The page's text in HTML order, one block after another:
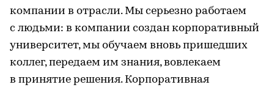
компании в отрасли. Мы серьезно работаем
с людьми: в компании создан корпоративный
университет, мы обучаем вновь пришедших
коллег, передаем им знания, вовлекаем
в принятие решения. Корпоративная